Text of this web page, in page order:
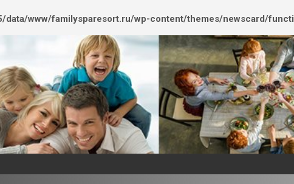
data/www/familysparesort.ru/wp-content/themes/newscard/